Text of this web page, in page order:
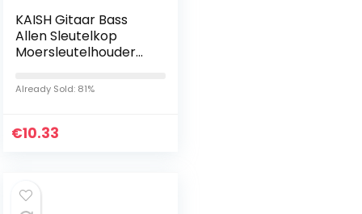
KAISH Gitaar Bass
Allen Sleutelkop
Moersleutelhouder
Tremolo Goud
Already Sold: 81%
€10.33